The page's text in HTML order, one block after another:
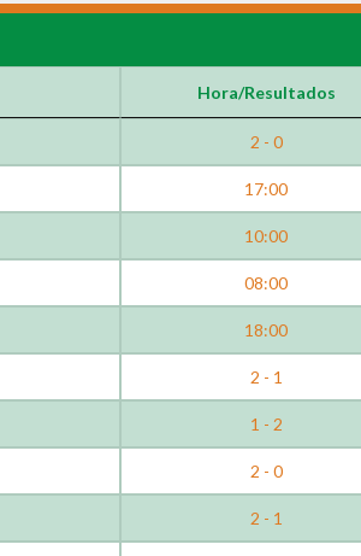
Hora/Resultados
2 - 0
17:00
10:00
08:00
18:00
2 - 1
1 - 2
2 - 0
2 - 1